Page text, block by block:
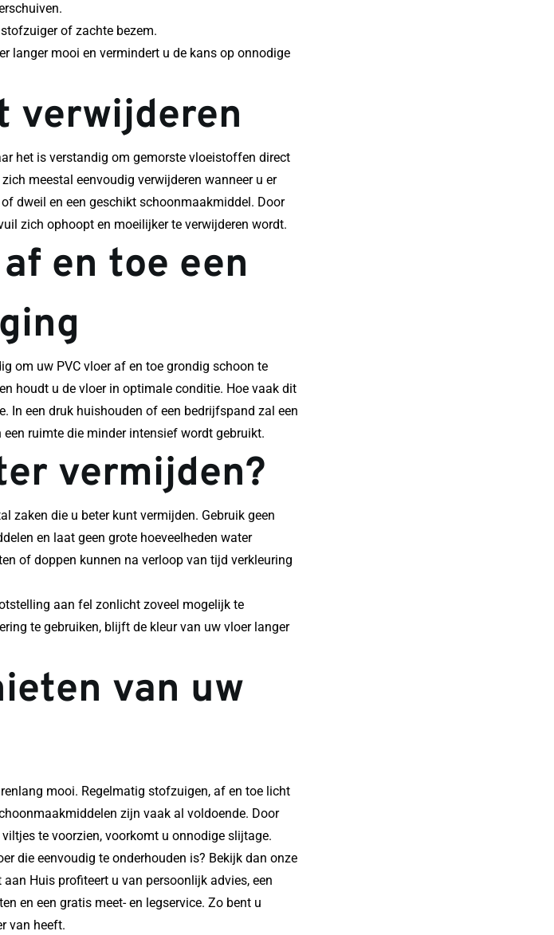
of zachte bezem.
langer mooi en vermindert u de kans op onnodige
verwijderen
het is verstandig om gemorste vloeistoffen direct
meestal eenvoudig verwijderen wanneer u er
dweil en een geschikt schoonmaakmiddel. Door
zich ophoopt en moeilijker te verwijderen wordt.
en toe een
om uw PVC vloer af en toe grondig schoon te
houdt u de vloer in optimale conditie. Hoe vaak dit
In een druk huishouden of een bedrijfspand zal een
ruimte die minder intensief wordt gebruikt.
vermijden?
zaken die u beter kunt vermijden. Gebruik geen
en laat geen grote hoeveelheden water
of doppen kunnen na verloop van tijd verkleuring
aan fel zonlicht zoveel mogelijk te
te gebruiken, blijft de kleur van uw vloer langer
van uw
mooi. Regelmatig stofzuigen, af en toe licht
zijn vaak al voldoende. Door
te voorzien, voorkomt u onnodige slijtage.
die eenvoudig te onderhouden is? Bekijk dan onze
Huis profiteert u van persoonlijk advies, een
en een gratis meet- en legservice. Zo bent u
van heeft.